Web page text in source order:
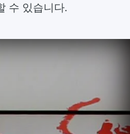
수 있습니다.